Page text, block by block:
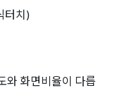
터치)
와 화면비율이 다릅